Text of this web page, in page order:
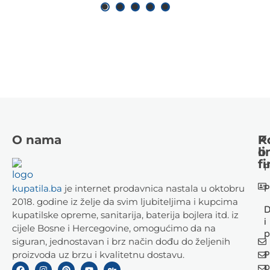
O nama
kupatila.ba je internet prodavnica nastala u oktobru
2018. godine iz želje da svim ljubiteljima i kupcima
kupatilske opreme, sanitarija, baterija bojlera itd. iz
cijele Bosne i Hercegovine, omogućimo da na
siguran, jednostavan i brz način dođu do željenih
proizvoda uz brzu i kvalitetnu dostavu.
i
o